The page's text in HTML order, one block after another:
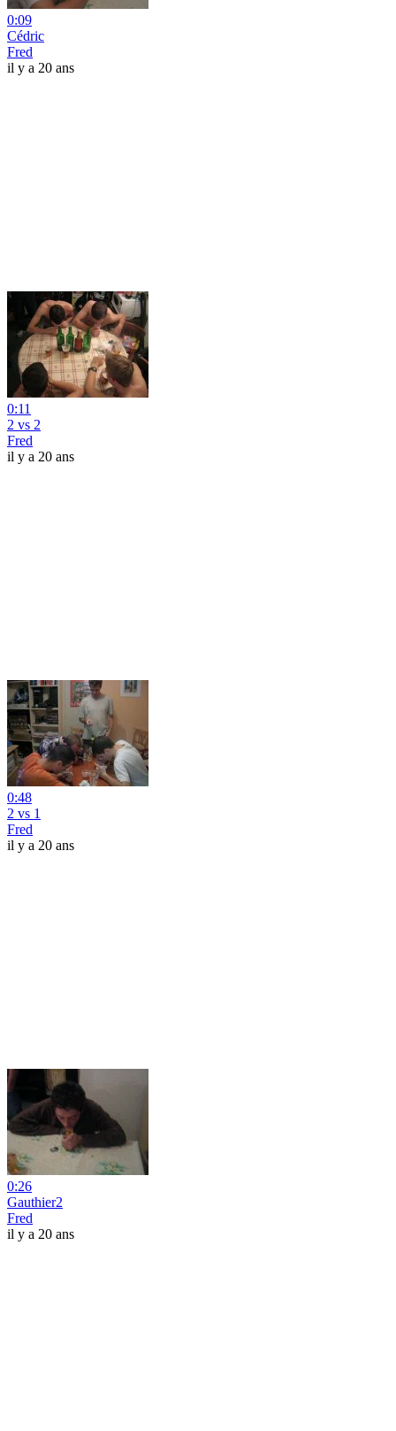
0:09
Cédric
Fred
il y a 20 ans
0:11
2 vs 2
Fred
il y a 20 ans
0:48
2 vs 1
Fred
il y a 20 ans
0:26
Gauthier2
Fred
il y a 20 ans